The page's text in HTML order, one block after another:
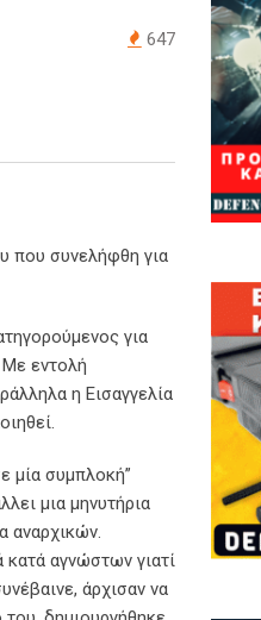
647
που συνελήφθη για
για
Με εντολή
η Εισαγγελία
μία συμπλοκή”
μια μηνυτήρια
αναρχικών.
αγνώστων γιατί
άρχισαν να